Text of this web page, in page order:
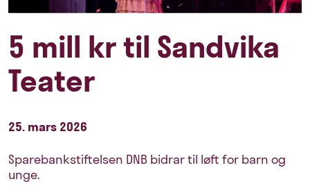
5 mill kr til Sandvika
Teater
25. mars 2026
Sparebankstiftelsen DNB bidrar til løft for barn og
unge.